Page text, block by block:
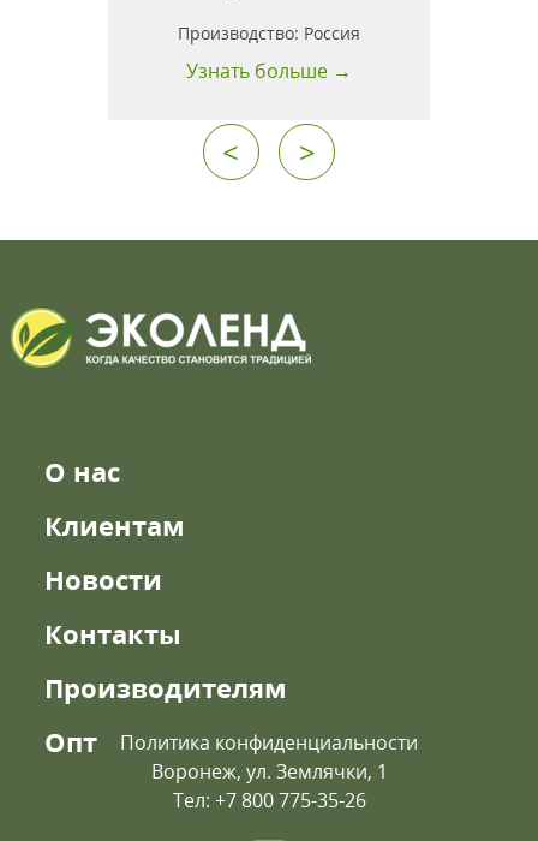
Производство: Россия
Узнать больше →
< >
О нас
Клиентам
Новости
Контакты
Производителям
Опт
Политика конфиденциальности
Воронеж, ул. Землячки, 1
Тел: +7 800 775-35-26